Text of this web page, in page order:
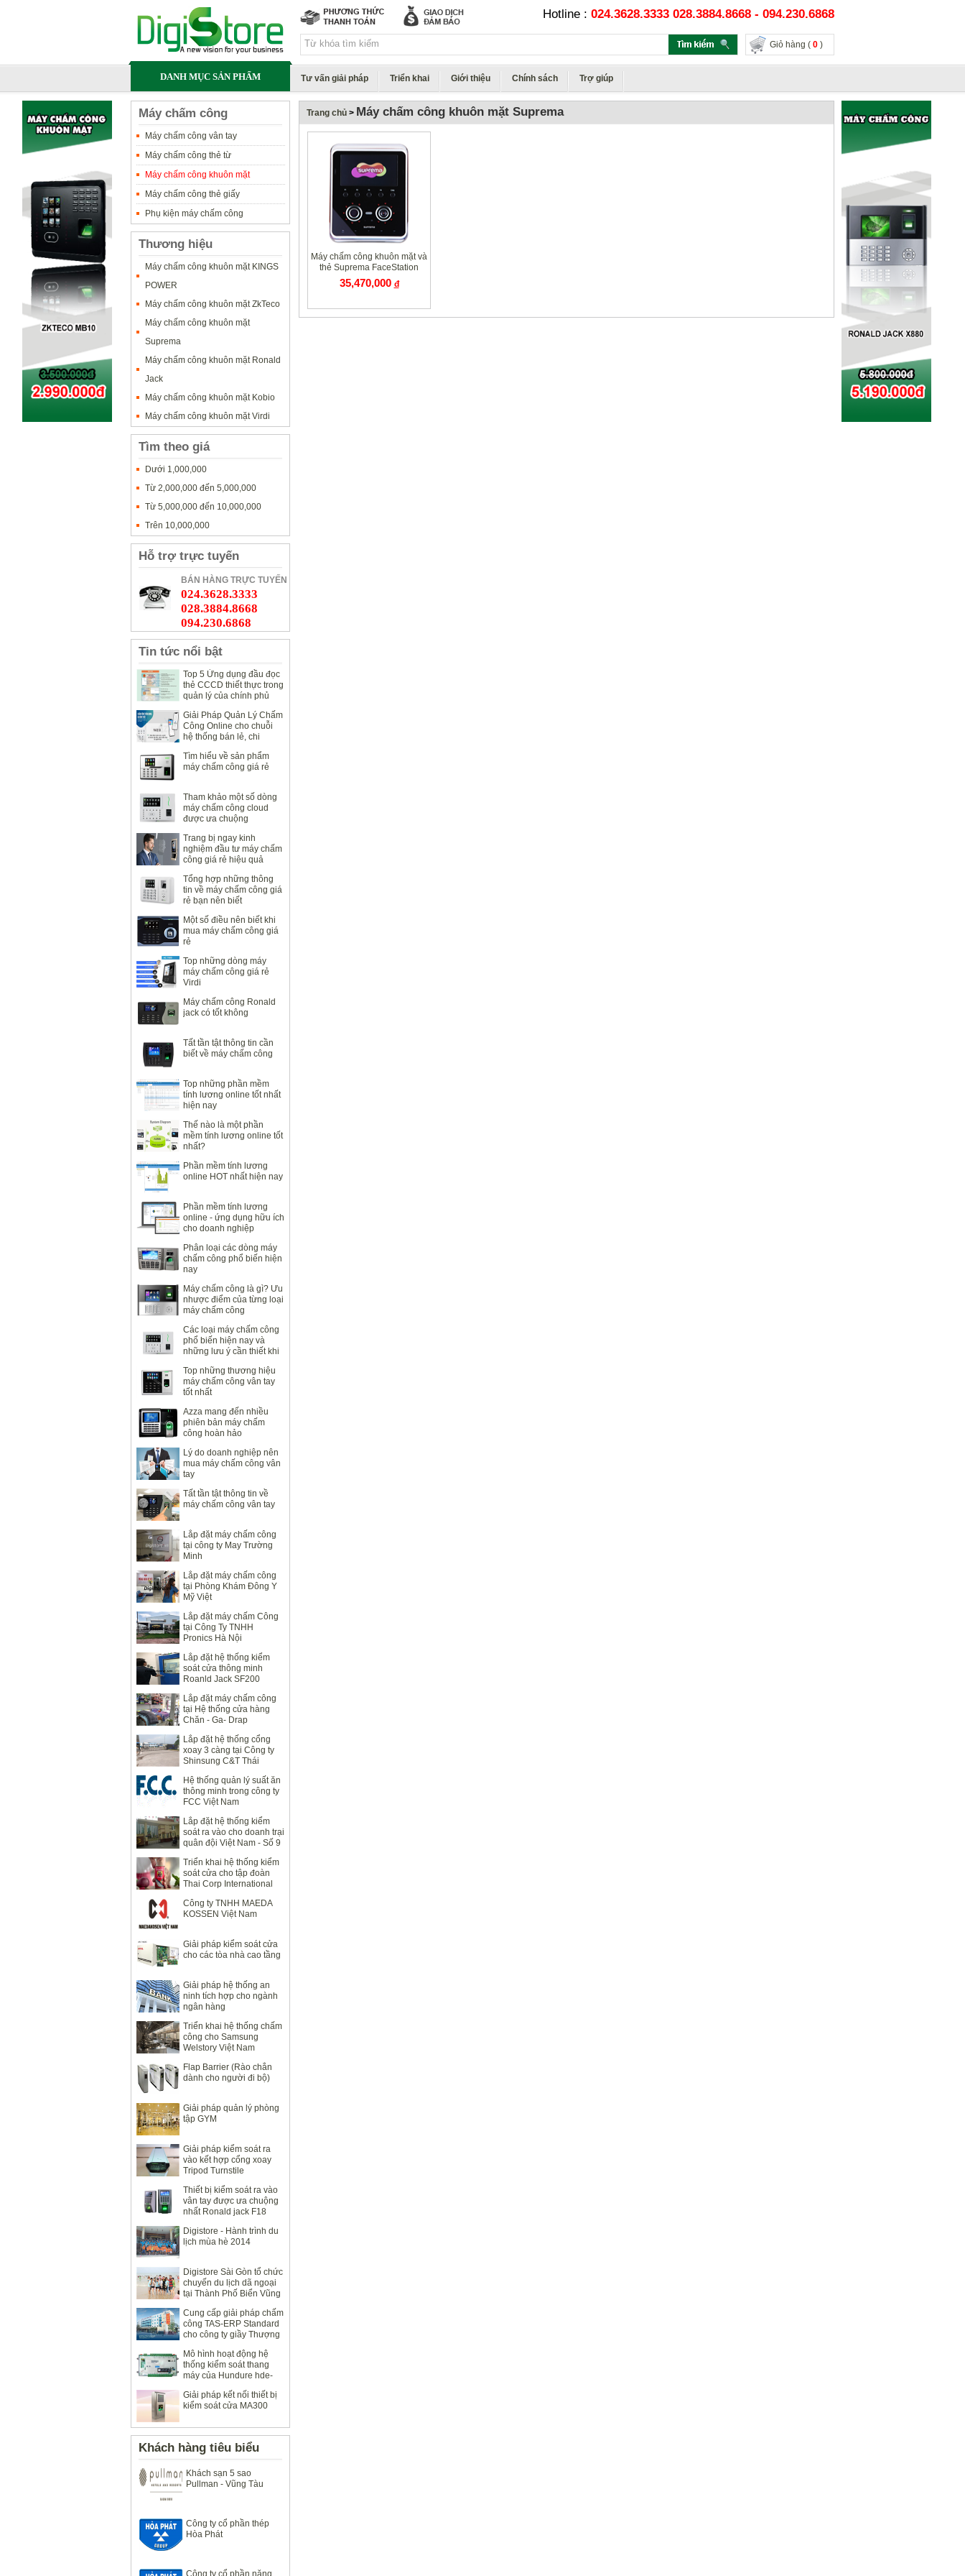
Giỏ hàng ( 0 )
Hotline : 024.3628.3333 028.3884.8668 - 094.230.6868
DANH MỤC SẢN PHẨM Tư vấn giải pháp Triển khai Giới thiệu Chính sách Trợ giúp
Máy chấm công
Máy chấm công vân tay
Máy chấm công thẻ từ
Máy chấm công khuôn mặt
Máy chấm công thẻ giấy
Phụ kiện máy chấm công
Thương hiệu
Máy chấm công khuôn mặt KINGS
POWER
Máy chấm công khuôn mặt ZkTeco
Máy chấm công khuôn mặt
Suprema
Máy chấm công khuôn mặt Ronald
Jack
Máy chấm công khuôn mặt Kobio
Máy chấm công khuôn mặt Virdi
Tìm theo giá
Dưới 1,000,000
Từ 2,000,000 đến 5,000,000
Từ 5,000,000 đến 10,000,000
Trên 10,000,000
Hỗ trợ trực tuyến
BÁN HÀNG TRỰC TUYẾN
024.3628.3333
028.3884.8668
094.230.6868
Tin tức nổi bật
Top 5 Ứng dụng đầu đọc
thẻ CCCD thiết thực trong
quản lý của chính phủ
Giải Pháp Quản Lý Chấm
Công Online cho chuỗi
hệ thống bán lẻ, chi
Tìm hiểu về sản phẩm
máy chấm công giá rẻ
Tham khảo một số dòng
máy chấm công cloud
được ưa chuộng
Trang bị ngay kinh
nghiệm đầu tư máy chấm
công giá rẻ hiệu quả
Tổng hợp những thông
tin về máy chấm công giá
rẻ bạn nên biết
Một số điều nên biết khi
mua máy chấm công giá
rẻ
Top những dòng máy
máy chấm công giá rẻ
Virdi
Máy chấm công Ronald
jack có tốt không
Tất tần tật thông tin cần
biết về máy chấm công
Top những phần mềm
tính lương online tốt nhất
hiện nay
Thế nào là một phần
mềm tính lương online tốt
nhất?
Phần mềm tính lương
online HOT nhất hiện nay
Phần mềm tính lương
online - ứng dụng hữu ích
cho doanh nghiệp
Phân loại các dòng máy
chấm công phổ biến hiện
nay
Máy chấm công là gì? Ưu
nhược điểm của từng loại
máy chấm công
Các loại máy chấm công
phổ biến hiện nay và
những lưu ý cần thiết khi
Top những thương hiệu
máy chấm công vân tay
tốt nhất
Azza mang đến nhiều
phiên bản máy chấm
công hoàn hảo
Lý do doanh nghiệp nên
mua máy chấm công vân
tay
Tất tần tật thông tin về
máy chấm công vân tay
Lắp đặt máy chấm công
tại công ty May Trường
Minh
Lắp đặt máy chấm công
tại Phòng Khám Đông Y
Mỹ Việt
Lắp đặt máy chấm Công
tại Công Ty TNHH
Pronics Hà Nội
Lắp đặt hệ thống kiểm
soát cửa thông minh
Roanld Jack SF200
Lắp đặt máy chấm công
tại Hệ thống cửa hàng
Chăn - Ga- Drap
Lắp đặt hệ thống cổng
xoay 3 càng tại Công ty
Shinsung C&T Thái
Hệ thống quản lý suất ăn
thông minh trong công ty
FCC Việt Nam
Lắp đặt hệ thống kiểm
soát ra vào cho doanh trại
quân đội Việt Nam - Số 9
Triển khai hệ thống kiểm
soát cửa cho tập đoàn
Thai Corp International
Công ty TNHH MAEDA
KOSSEN Việt Nam
Giải pháp kiểm soát cửa
cho các tòa nhà cao tầng
Giải pháp hệ thống an
ninh tích hợp cho ngành
ngân hàng
Triển khai hệ thống chấm
công cho Samsung
Welstory Việt Nam
Flap Barrier (Rào chắn
dành cho người đi bộ)
Giải pháp quản lý phòng
tập GYM
Giải pháp kiểm soát ra
vào kết hợp cổng xoay
Tripod Turnstile
Thiết bị kiểm soát ra vào
vân tay được ưa chuộng
nhất Ronald jack F18
Digistore - Hành trình du
lịch mùa hè 2014
Digistore Sài Gòn tổ chức
chuyến du lịch dã ngoại
tại Thành Phố Biển Vũng
Cung cấp giải pháp chấm
công TAS-ERP Standard
cho công ty giầy Thượng
Mô hình hoạt động hệ
thống kiểm soát thang
máy của Hundure hde-
Giải pháp kết nối thiết bị
kiểm soát cửa MA300
Khách hàng tiêu biểu
Khách sạn 5 sao
Pullman - Vũng Tàu
Công ty cổ phần thép
Hòa Phát
Công ty cổ phần năng
Trang chủ > Máy chấm công khuôn mặt Suprema
Máy chấm công khuôn mặt và
thẻ Suprema FaceStation
FSM
35,470,000 đ